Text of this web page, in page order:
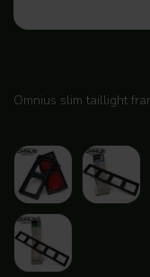
Omnius slim taillight